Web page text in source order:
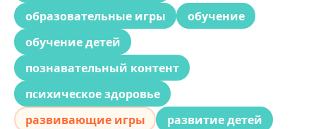
образовательные игры
обучение
обучение детей
познавательный контент
психическое здоровье
развивающие игры
развитие детей